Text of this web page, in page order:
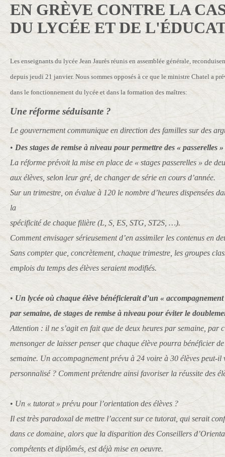
EN GRÈVE CONTRE LA
DU LYCÉE ET DE
Les enseignants du lycée Jean Jaurès réunis en assemblée générale,
depuis jeudi 21 janvier. Nous sommes opposés à ce que le ministre Chatel a
dans le fonctionnement du lycée et dans la formation des maîtres:
Une réforme séduisante ?
Le gouvernement communique en direction des familles sur des
• Des stages de remise à niveau pour permettre des « passerelles
La réforme prévoit la mise en place de « stages passerelles » de
aux élèves, selon leur gré, de changer de série en cours d’année.
Sur un trimestre, on évalue à 120 le nombre d’heures dispensées
la
spécificité de chaque filière (L, S, ES, STG, ST2S, …).
Comment envisager sérieusement d’en assimiler les contenus en
Sans compter que, concrètement, chaque trimestre, les groupes
emplois du temps des élèves seraient modifiés.
• Un lycée où chaque élève bénéficierait d’un «
par semaine, de stages de remise à niveau pour éviter le
Attention : il ne s’agit en fait que de deux heures par semaine, par
mensonger de laisser penser que chaque élève pourra bénéficier
semaine. Un accompagnement prévu à 24 voire à 30 élèves peut-
personnalisé ? Comment prétendre ainsi favoriser la réussite des
• Un « tutorat » prévu pour l’orientation des élèves ?
Il est très paradoxal de mettre l’accent sur ce tutorat, qui serait
dans ce domaine, alors que la disparition des Conseillers
compétents et diplômés, est déjà mise en oeuvre.